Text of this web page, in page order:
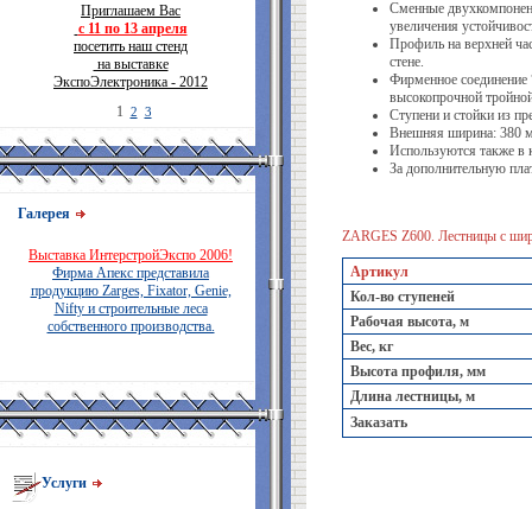
Приглашаем Вас
с 11 по 13 апреля
посетить наш стенд
на выставке
ЭкспоЭлектроника - 2012
1 2 3
Галерея
Выставка ИнтерстройЭкспо 2006!
Фирма Апекс представила
продукцию Zarges, Fixator, Genie,
Nifty и строительные леса
собственного производства.
Услуги
Сменные
увеличения
Профиль на верхней
стене.
Фирменное соединение
высокопрочной
Ступени и стойки из
Внешняя ширина: 380
Используются также в
За дополнительную
ZARGES Z600. Лестницы с
Артикул
Кол-во ступеней
Рабочая высота, м
Вес, кг
Высота профиля, мм
Длина лестницы, м
Заказать